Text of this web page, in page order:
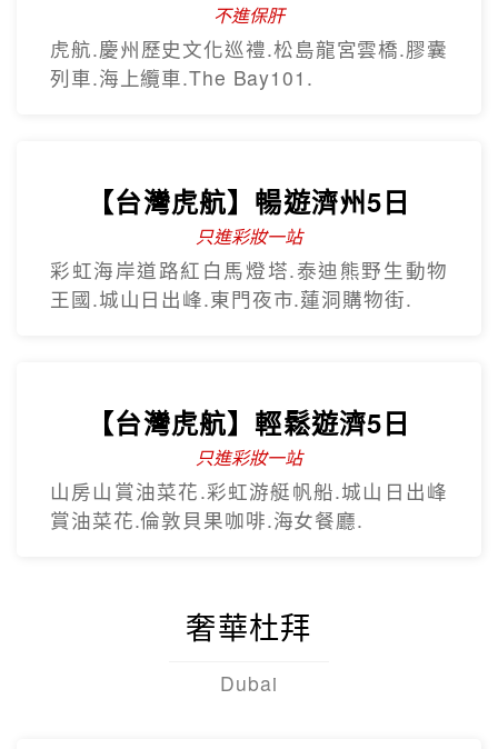
不進保肝
虎航.慶州歷史文化巡禮.松島龍宮雲橋.膠囊
列車.海上纜車.The Bay101.
【台灣虎航】暢遊濟州5日
只進彩妝一站
彩虹海岸道路紅白馬燈塔.泰迪熊野生動物
王國.城山日出峰.東門夜市.蓮洞購物街.
【台灣虎航】輕鬆遊濟5日
只進彩妝一站
山房山賞油菜花.彩虹游艇帆船.城山日出峰
賞油菜花.倫敦貝果咖啡.海女餐廳.
奢華杜拜
Dubai